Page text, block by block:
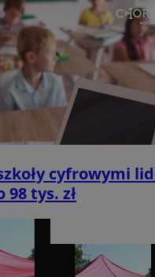
cyfrowymi
98 tys. zł